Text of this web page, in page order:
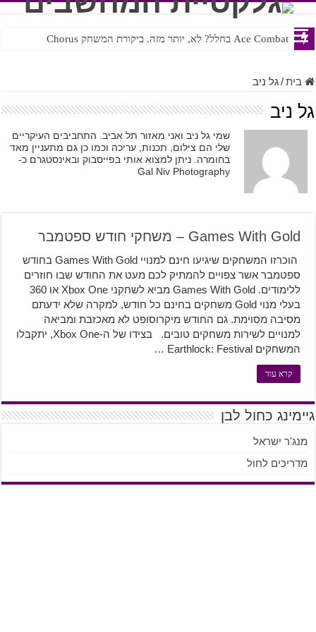
Ace Combat בחלל? לא, יותר מזה. ביקורת המשחק Chorus
Steven Universe והשירים שתורגמו בצורה נוראית לעברית
בית/גל ניב
גל ניב
שמי גל ניב ואני מאזור תל אביב. התחביבים העיקריים
שלי הם צילום, תכנות, עריכה וכמו כן גם מתעניין מאד
בחומרה. ניתן למצוא אותי בפייסבוק ובאינסטגרם כ-
Gal Niv Photography
Games With Gold – משחקי חודש ספטמבר
הוכרזו המשחקים שיגיעו חינם למנויי Games With Gold בחודש
ספטמבר אשר צפויים להמתיק לכם מעט את החודש שבו חוזרים
ללימודים. Games With Gold מביא לשחקני Xbox One או 360
בעלי מנוי Gold משחקים בחינם כל חודש, למקרה שלא ידעתם
מסיבה מסוימת. גם החודש מיקרוסופט לא מאכזבת ומביאה
למנויים לשירות משחקים טובים. בצידו של ה-Xbox One, יתקבלו
המשחקים Earthlock: Festival …
קרא עוד
גיימינג כחול לבן
מנג'ר ישראל
מדריכים לחול